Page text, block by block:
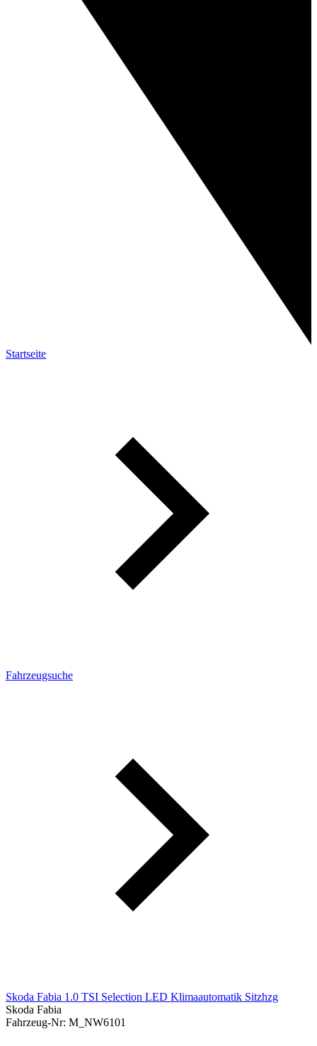
Startseite
Fahrzeugsuche
Skoda Fabia 1.0 TSI Selection LED Klimaautomatik Sitzhzg
Skoda Fabia
Fahrzeug-Nr: M_NW6101